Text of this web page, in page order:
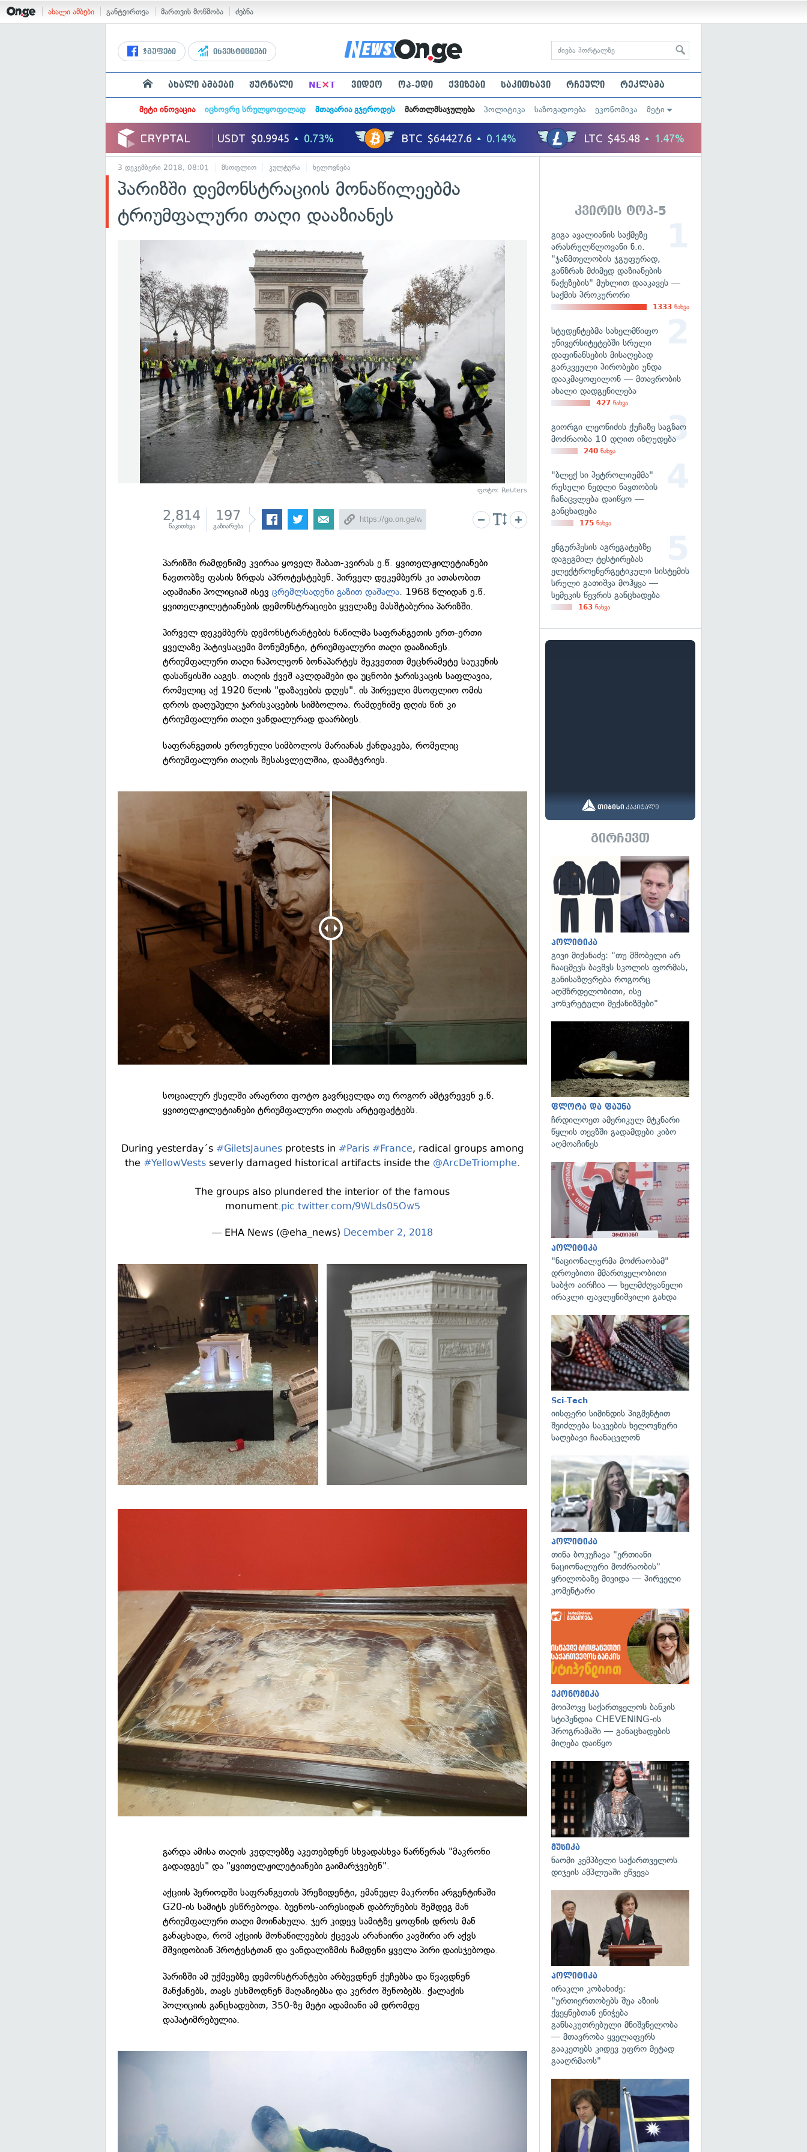
ახალი ამბები განტვირთვა მართვის მოწმობა ძებნა
ჯგუფები ინვესტიციები
ახალი ამბები ჟურნალი NE×T ვიდეო ოპ-ედი ქვიზები საკითხავი რჩეული რეკლამა
მეტი ინოვაცია იცხოვრე სრულყოფილად მთავარია გჯეროდეს მართლმსაჯულება პოლიტიკა საზოგადოება ეკონომიკა მეტი
3 დეკემბერი 2018, 08:01 მსოფლიო კულტურა ხელოვნება
პარიზში დემონსტრაციის მონაწილეებმა
ტრიუმფალური თაღი დააზიანეს
ფოტო: Reuters
2,814
წაკითხვა
197
გაზიარება
პარიზში რამდენიმე კვირაა ყოველ შაბათ-კვირას ე.წ. ყვითელჟილეტიანები
ნავთობზე ფასის ზრდას აპროტესტებენ. პირველ დეკემბერს კი ათასობით
ადამიანი პოლიციამ ისევცრემლსადენი გაზით დაშალა. 1968 წლიდან ე.წ.
ყვითელჟილეტიანების დემონსტრაციები ყველაზე მასშტაბურია პარიზში.
პირველ დეკემბერს დემონსტრანტების ნაწილმა საფრანგეთის ერთ-ერთი
ყველაზე პატივსაცემი მონუმენტი, ტრიუმფალური თაღი დააზიანეს.
ტრიუმფალური თაღი ნაპოლეონ ბონაპარტეს შეკვეთით მეცხრამეტე საუკუნის
დასაწყისში ააგეს. თაღის ქვეშ აკლდამები და უცნობი ჯარისკაცის საფლავია,
რომელიც აქ 1920 წლის "დაზავების დღეს". ის პირველი მსოფლიო ომის
დროს დაღუპული ჯარისკაცების სიმბოლოა. რამდენიმე დღის წინ კი
ტრიუმფალური თაღი ვანდალურად დაარბიეს.
საფრანგეთის ეროვნული სიმბოლოს მარიანას ქანდაკება, რომელიც
ტრიუმფალური თაღის შესასვლელშია, დაამტვრიეს.
სოციალურ ქსელში არაერთი ფოტო გავრცელდა თუ როგორ ამტვრევენ ე.წ.
ყვითელჟილეტიანები ტრიუმფალური თაღის არტეფაქტებს.
During yesterday´s #GiletsJaunes protests in #Paris #France, radical groups among
the #YellowVests severly damaged historical artifacts inside the @ArcDeTriomphe.
The groups also plundered the interior of the famous
monument.pic.twitter.com/9WLds05Ow5
— EHA News (@eha_news) December 2, 2018
გარდა ამისა თაღის კედლებზე აკეთებდნენ სხვადასხვა წარწერას "მაკრონი
გადადგეს" და "ყვითელჟილეტიანები გაიმარჯვებენ".
აქციის პერიოდში საფრანგეთის პრეზიდენტი, ემანუელ მაკრონი არგენტინაში
G20-ის სამიტს ესწრებოდა. ბუენოს-აირესიდან დაბრუნების შემდეგ მან
ტრიუმფალური თაღი მოინახულა. ჯერ კიდევ სამიტზე ყოფნის დროს მან
განაცხადა, რომ აქციის მონაწილეების ქცევას არანაირი კავშირი არ აქვს
მშვიდობიან პროტესტთან და ვანდალიზმის ჩამდენი ყველა პირი დაისჯებოდა.
პარიზში ამ უქმეებზე დემონსტრანტები არბევდნენ ქუჩებსა და წვავდნენ
მანქანებს, თავს ესხმოდნენ მაღაზიებსა და კერძო შენობებს. ქალაქის
პოლიციის განცხადებით, 350-ზე მეტი ადამიანი ამ დრომდე
დაპატიმრებულია.
კვირის ტოპ-5
გიგა ავალიანის საქმეზე
არასრულწლოვანი ნ.ი.
"ჯანმთელობის ჯგუფურად,
განზრახ მძიმედ დაზიანების
წაქეზების" მუხლით დააკავეს —
საქმის პროკურორი
1333 ნახვა
სტუდენტებმა სახელმწიფო
უნივერსიტეტებში სრული
დაფინანსების მისაღებად
გარკვეული პირობები უნდა
დააკმაყოფილონ — მთავრობის
ახალი დადგენილება
427 ნახვა
გიორგი ლეონიძის ქუჩაზე საგზაო
მოძრაობა 10 დღით იზღუდება
240 ნახვა
"ბლექ სი პეტროლიუმმა"
რუსული ნედლი ნავთობის
ჩანაცვლება დაიწყო —
განცხადება
175 ნახვა
ენგურჰესის აგრეგატებზე
დაგეგმილ ტესტირებას
ელექტროენერგეტიკული სისტემის
სრული გათიშვა მოჰყვა —
სემეკის წევრის განცხადება
163 ნახვა
გირჩევთ
პოლიტიკა
გივი მიქანაძე: "თუ მშობელი არ
ჩააცმევს ბავშვს სკოლის ფორმას,
განისაზღვრება როგორც
აღმზრდელობითი, ისე
კონკრეტული მექანიზმები"
ფლორა და ფაუნა
ჩრდილოეთ ამერიკულ მტკნარი
წყლის თევზში გადამდები კიბო
აღმოაჩინეს
პოლიტიკა
"ნაციონალურმა მოძრაობამ"
დროებითი მმართველობითი
საბჭო აირჩია — ხელმძღვანელი
ირაკლი ფავლენიშვილი გახდა
Sci-Tech
იისფერი სიმინდის პიგმენტით
შეიძლება საკვების ხელოვნური
საღებავი ჩაანაცვლონ
პოლიტიკა
თინა ბოკუჩავა "ერთიანი
ნაციონალური მოძრაობის"
ყრილობაზე მივიდა — პირველი
კომენტარი
ეკონომიკა
მოიპოვე საქართველოს ბანკის
სტიპენდია CHEVENING-ის
პროგრამაში — განაცხადების
მიღება დაიწყო
მუსიკა
ნაომი კემპბელი საქართველოს
დიჯეის ამპლუაში ეწვევა
პოლიტიკა
ირაკლი კობახიძე:
"ურთიერთობებს შუა აზიის
ქვეყნებთან ენიჭება
განსაკუთრებული მნიშვნელობა
— მთავრობა ყველაფერს
გააკეთებს კიდევ უფრო მეტად
გააღრმაოს"